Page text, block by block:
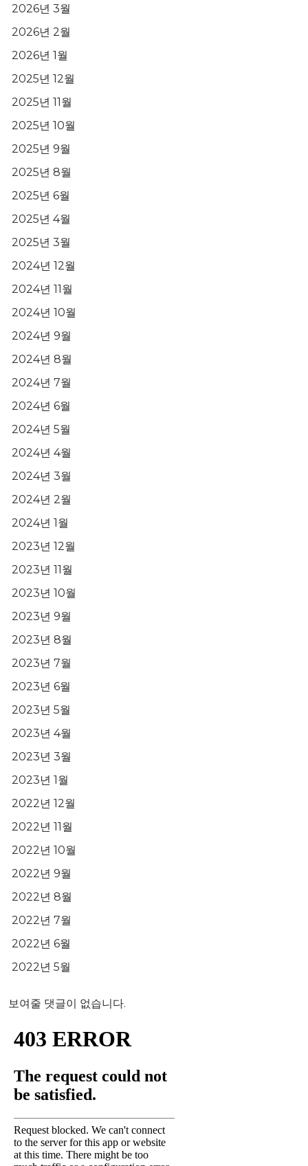
2026년 3월
2026년 2월
2026년 1월
2025년 12월
2025년 11월
2025년 10월
2025년 9월
2025년 8월
2025년 6월
2025년 4월
2025년 3월
2024년 12월
2024년 11월
2024년 10월
2024년 9월
2024년 8월
2024년 7월
2024년 6월
2024년 5월
2024년 4월
2024년 3월
2024년 2월
2024년 1월
2023년 12월
2023년 11월
2023년 10월
2023년 9월
2023년 8월
2023년 7월
2023년 6월
2023년 5월
2023년 4월
2023년 3월
2023년 1월
2022년 12월
2022년 11월
2022년 10월
2022년 9월
2022년 8월
2022년 7월
2022년 6월
2022년 5월
보여줄 댓글이 없습니다.